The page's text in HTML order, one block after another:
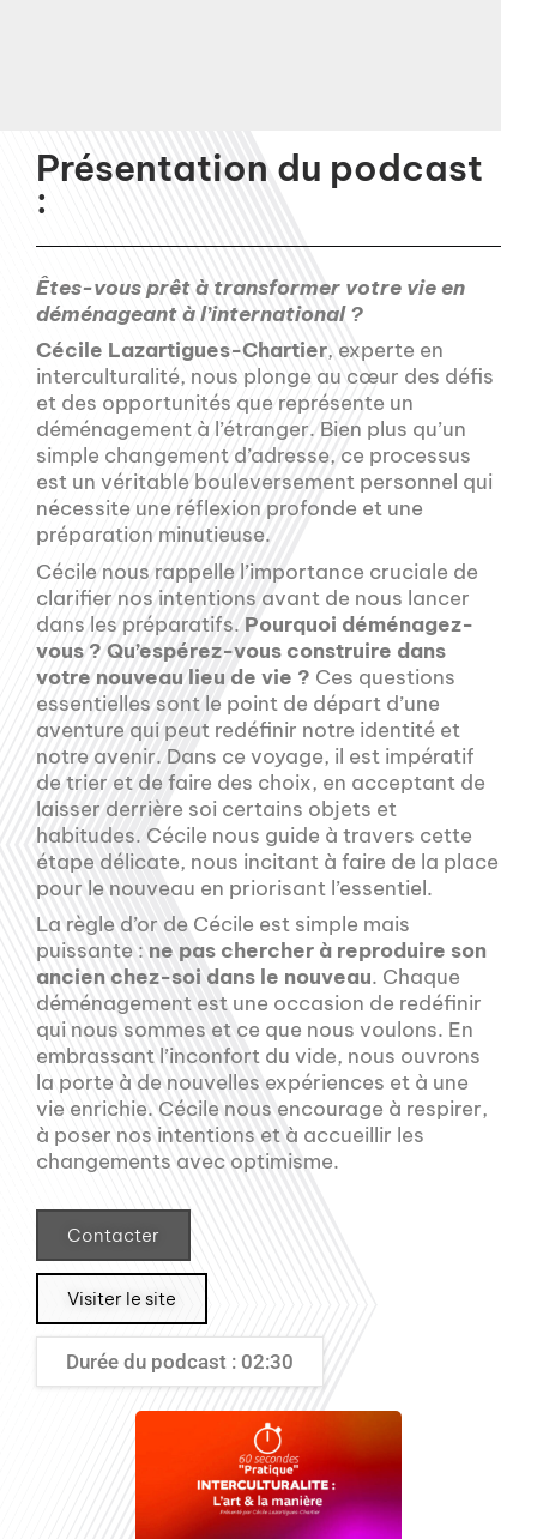
Présentation du podcast
:
Êtes-vous prêt à transformer votre vie en
déménageant à l’international ?
Cécile Lazartigues-Chartier, experte en
interculturalité, nous plonge au cœur des défis
et des opportunités que représente un
déménagement à l’étranger. Bien plus qu’un
simple changement d’adresse, ce processus
est un véritable bouleversement personnel qui
nécessite une réflexion profonde et une
préparation minutieuse.
Cécile nous rappelle l’importance cruciale de
clarifier nos intentions avant de nous lancer
dans les préparatifs. Pourquoi déménagez-
vous ? Qu’espérez-vous construire dans
votre nouveau lieu de vie ? Ces questions
essentielles sont le point de départ d’une
aventure qui peut redéfinir notre identité et
notre avenir. Dans ce voyage, il est impératif
de trier et de faire des choix, en acceptant de
laisser derrière soi certains objets et
habitudes. Cécile nous guide à travers cette
étape délicate, nous incitant à faire de la place
pour le nouveau en priorisant l’essentiel.
La règle d’or de Cécile est simple mais
puissante : ne pas chercher à reproduire son
ancien chez-soi dans le nouveau. Chaque
déménagement est une occasion de redéfinir
qui nous sommes et ce que nous voulons. En
embrassant l’inconfort du vide, nous ouvrons
la porte à de nouvelles expériences et à une
vie enrichie. Cécile nous encourage à respirer,
à poser nos intentions et à accueillir les
changements avec optimisme.
Contacter
Visiter le site
Durée du podcast : 02:30